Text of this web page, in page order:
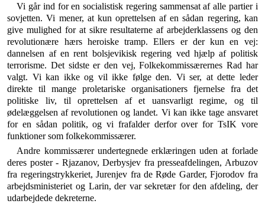
Vi går ind for en socialistisk regering sammensat af alle partier i
sovjetten. Vi mener, at kun oprettelsen af en sådan rege­ring, kan
give mulighed for at sikre resultaterne af arbejder­klassens og den
revolutionære hærs heroiske tramp. Ellers er der kun en vej:
dannelsen af en rent bolsjevikisk regering ved hjælp af politisk
terrorisme. Det sidste er den vej, Folkekom­missærernes Rad har
valgt. Vi kan ikke og vil ikke følge den. Vi ser, at dette leder
direkte til mange proletariske organisa­tioners fjernelse fra det
politiske liv, til oprettelsen af et uan­svarligt regime, og til
ødelæggelsen af revolutionen og landet. Vi kan ikke tage ansvaret
for en sådan politik, og vi frafalder derfor over for TsIK vore
funktioner som folkekommissærer.
Andre kommissærer undertegnede erklæringen uden at forlade
deres poster - Rjazanov, Derbysjev fra pres­seafdelingen, Arbuzov
fra regeringstrykkeriet, Jurenjev fra de Røde Garder, Fjorodov fra
arbejdsministeriet og Larin, der var sekretær for den afdeling, der
udarbej­dede dekreterne.